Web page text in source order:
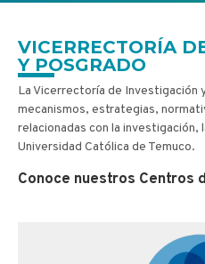
VICERRECTORÍA
Y POSGRADO
La Vicerrectoría de Investigación
mecanismos, estrategias,
relacionadas con la investigación,
Universidad Católica de Temuco.
Conoce nuestros Centros